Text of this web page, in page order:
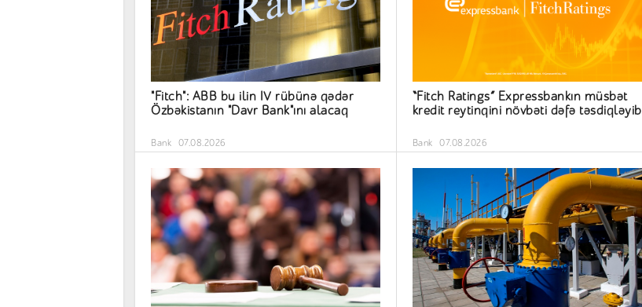
"Fitch": ABB bu ilin IV rübünə qədər
Özbəkistanın "Davr Bank"ını alacaq
Bank 07.08.2026
“Fitch Ratings” Expressbankın müsbət
kredit reytinqini növbəti dəfə təsdiqləyib
Bank 07.08.2026